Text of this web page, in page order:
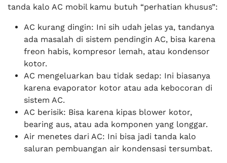
tanda kalo AC mobil kamu butuh “perhatian khusus”:
AC kurang dingin: Ini sih udah jelas ya, tandanya
ada masalah di sistem pendingin AC, bisa karena
freon habis, kompresor lemah, atau kondensor
kotor.
AC mengeluarkan bau tidak sedap: Ini biasanya
karena evaporator kotor atau ada kebocoran di
sistem AC.
AC berisik: Bisa karena kipas blower kotor,
bearing aus, atau ada komponen yang longgar.
Air menetes dari AC: Ini bisa jadi tanda kalo
saluran pembuangan air kondensasi tersumbat.